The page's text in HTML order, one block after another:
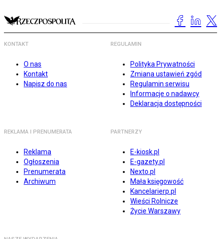
KONTAKT
O nas
Kontakt
Napisz do nas
REGULAMIN
Polityka Prywatności
Zmiana ustawień zgód
Regulamin serwisu
Informacje o nadawcy
Deklaracja dostępności
REKLAMA I PRENUMERATA
Reklama
Ogłoszenia
Prenumerata
Archiwum
PARTNERZY
E-kiosk.pl
E-gazety.pl
Nexto.pl
Mała księgowość
Kancelarierp.pl
Wieści Rolnicze
Życie Warszawy